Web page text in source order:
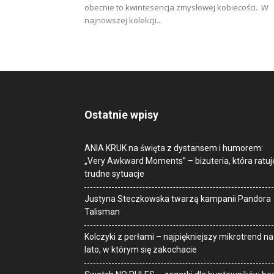
obecnie to kwintesencja zmysłowej kobiecości. W
najnowszej kolekcji...
Ostatnie wpisy
ANIA KRUK na święta z dystansem i humorem:
„Very Awkward Moments” – biżuteria, która
trudne sytuacje
Justyna Steczkowska twarzą kampanii Pandora
Talisman
Kolczyki z perłami – najpiękniejszy mikrotrend na
lato, w którym się zakochacie